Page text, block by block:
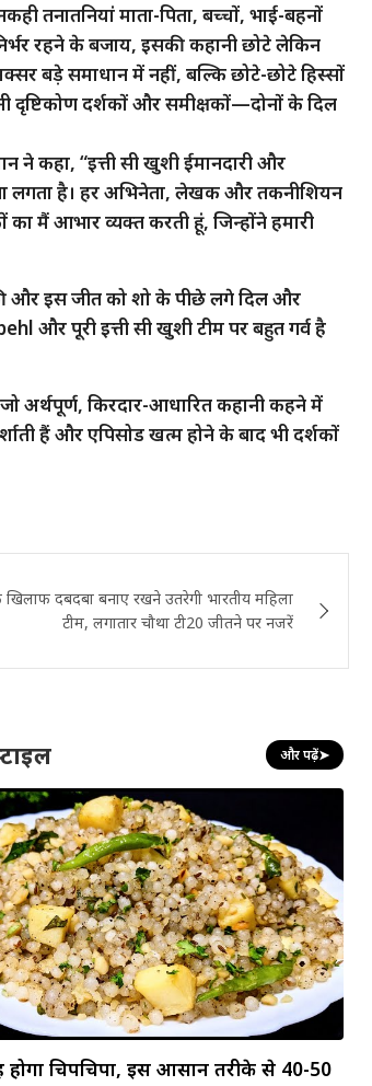
तनातनियां माता-पिता, बच्चों, भाई-बहनों
रहने के बजाय, इसकी कहानी छोटे लेकिन
बड़े समाधान में नहीं, बल्कि छोटे-छोटे हिस्सों
दर्शकों और समीक्षकों—दोनों के दिल
ने कहा, “इत्ती सी खुशी ईमानदारी और
लगता है। हर अभिनेता, लेखक और तकनीशियन
मैं आभार व्यक्त करती हूं, जिन्होंने हमारी
की और इस जीत को शो के पीछे लगे दिल और
और पूरी इत्ती सी खुशी टीम पर बहुत गर्व है
अर्थपूर्ण, किरदार-आधारित कहानी कहने में
हैं और एपिसोड खत्म होने के बाद भी दर्शकों
खिलाफ दबदबा बनाए रखने उतरेगी भारतीय महिला
टीम, लगातार चौथा टी20 जीतने पर नजरें
और पढ़ें➤
होगा चिपचिपा, इस आसान तरीके से 40-50